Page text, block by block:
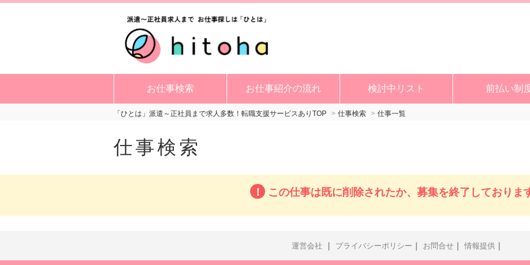
お仕事検索 お仕事紹介の流れ 検討中リスト 前払い制
「ひとは」派遣～正社員まで求人多数！転職支援サービスありTOP 仕事検索 仕事一覧
仕事検索
この仕事は既に削除されたか、募集を終了しておりま
運営会社 ｜ プライバシーポリシー ｜ お問合せ ｜ 情報提供 ｜